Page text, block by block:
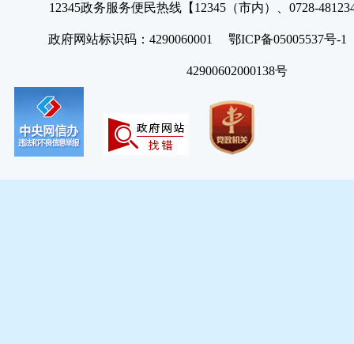
12345政务服务便民热线【12345（市内）、0728-
政府网站标识码：4290060001 鄂ICP备05005537号
42900602000138号